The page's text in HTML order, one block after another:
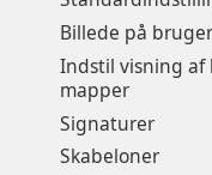
Billede på bruger
Indstil visning af
mapper
Signaturer
Skabeloner